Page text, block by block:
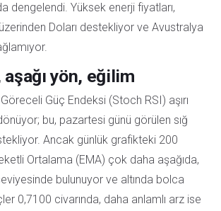
dengelendi. Yüksek enerji fiyatları,
Doları destekliyor ve Avustralya
aşağı yön, eğilim
Güç Endeksi (Stoch RSI) aşırı
bu, pazartesi günü görülen sığ
Ancak günlük grafikteki 200
Ortalama (EMA) çok daha aşağıda,
bulunuyor ve altında bolca
0,7100 civarında, daha anlamlı arz ise